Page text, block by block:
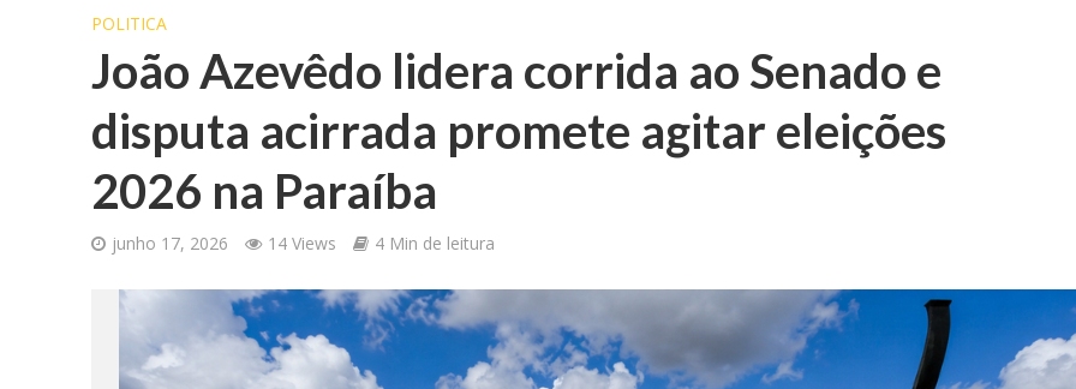
POLITICA
João Azevêdo lidera corrida ao Senado e
disputa acirrada promete agitar eleições
2026 na Paraíba
junho 17, 2026 14 Views 4 Min de leitura